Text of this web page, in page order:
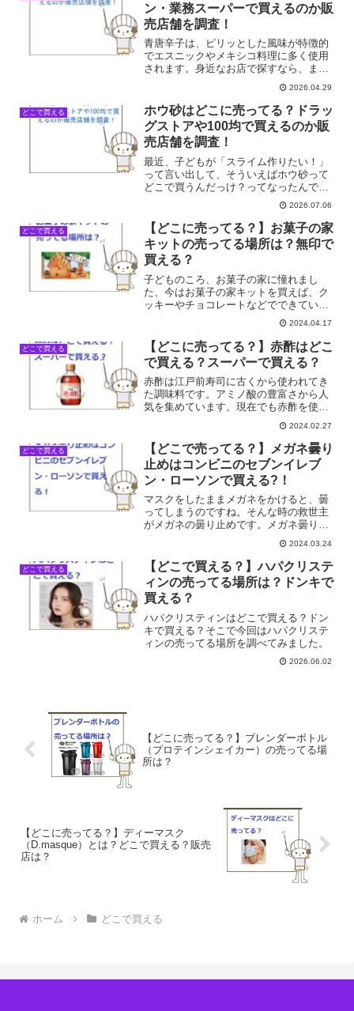
ン・業務スーパーで買えるのか販
売店舗を調査！
青唐辛子は、ピリッとした風味が特徴的
でエスニックやメキシコ料理に多く使用
されます。身近なお店で探すなら、まず
候補に挙がるのがイオンや業務スーパー
です。ネット通販でも青唐辛子を購入す
ることができます。青唐辛子は買える店
舗一覧店舗名販売状況イオ...
2026.04.29
どこで買える
ホウ砂はどこに売ってる？ドラッ
グストアや100均で買えるのか販
売店舗を調査！
最近、子どもが「スライム作りたい！」
って言い出して、そういえばホウ砂って
どこで買うんだっけ？ってなったんで
す。昔、理科の実験とかで使った記憶は
あるんですけど、いざ自分で買おうとす
ると全然思い出せなくて。SNSとかで、
手作りスライムの動画を見...
2026.07.06
どこで買える
【どこに売ってる？】お菓子の家
キットの売ってる場所は？無印で
買える？
子どものころ、お菓子の家に憧れまし
た、今はお菓子の家キットを買えば、ク
ッキーやチョコレートなどでできている
家のパーツを組み立てるだけで完成で
す。お菓子の家キットの売ってる場所
は？無印で買える？そこで今回はお菓子
の家キットの売ってる場所を調べ...
2024.04.17
どこで買える
【どこに売ってる？】赤酢はどこ
で買える？スーパーで買える？
赤酢は江戸前寿司に古くから使われてき
た調味料です。アミノ酸の豊富さから人
気を集めています。現在でも赤酢を使っ
ている寿司屋は多くあり、「江戸前寿司
といえば赤酢」というこだわりを持つ人
もいます。赤酢はどこで買える？スーパ
ーで買える？そこで今回は...
2024.02.27
どこで買える
【どこで売ってる？】メガネ曇り
止めはコンビニのセブンイレブ
ン・ローソンで買える?！
マスクをしたままメガネをかけると、曇
ってしまうのですね。そんな時の救世主
がメガネの曇り止めです。メガネ曇り止
めはどこで売ってる？コンビニで買え
る？そこで今回は曇り止めが売っている
場所や、コンビニでメガネ曇り止めの売
っている情報を調べました。
2024.03.24
どこで買える
【どこで買える？】ハパクリステ
ィンの売ってる場所は？ドンキで
買える？
ハパクリスティンはどこで買える？ドン
キで買える？そこで今回はハパクリステ
ィンの売ってる場所を調べてみました。
2026.06.02
【どこに売ってる？】ブレンダーボトル
（プロテインシェイカー）の売ってる場
所は？
【どこに売ってる？】ディーマスク
（D.masque）とは？どこで買える？販売
店は？
ホーム どこで買える